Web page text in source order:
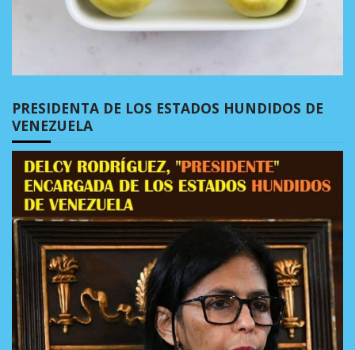
PRESIDENTA DE LOS ESTADOS HUNDIDOS DE
VENEZUELA